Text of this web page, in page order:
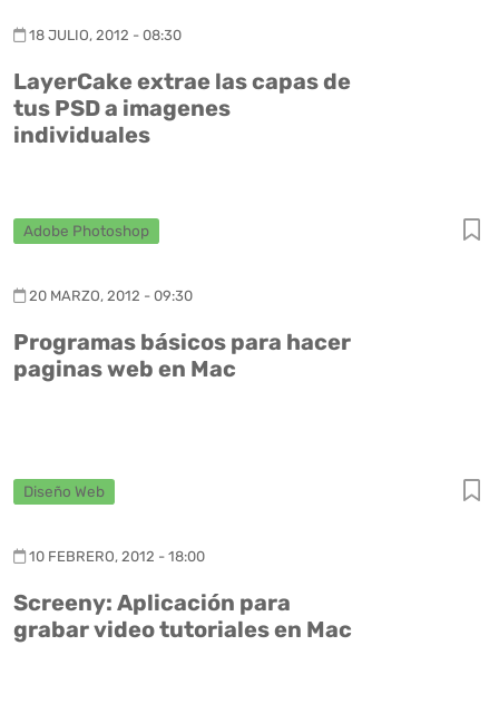
18 JULIO, 2012 - 08:30
LayerCake extrae las capas de
tus PSD a imagenes
individuales
Adobe Photoshop
20 MARZO, 2012 - 09:30
Programas básicos para hacer
paginas web en Mac
Diseño Web
10 FEBRERO, 2012 - 18:00
Screeny: Aplicación para
grabar video tutoriales en Mac